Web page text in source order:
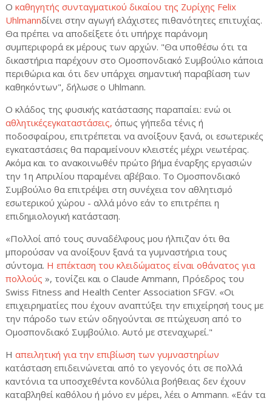
Ο καθηγητής συνταγματικού δικαίου της Ζυρίχης Felix
Uhlmannδίνει στην αγωγή ελάχιστες πιθανότητες επιτυχίας.
Θα πρέπει να αποδείξετε ότι υπήρχε παράνομη
συμπεριφορά εκ μέρους των αρχών. "Θα υποθέσω ότι τα
δικαστήρια παρέχουν στο Ομοσπονδιακό Συμβούλιο κάποια
περιθώρια και ότι δεν υπάρχει σημαντική παραβίαση των
καθηκόντων", δήλωσε ο Uhlmann.
Ο κλάδος της φυσικής κατάστασης παραπαίει: ενώ οι
αθλητικέςεγκαταστάσεις, όπως γήπεδα τένις ή
ποδοσφαίρου, επιτρέπεται να ανοίξουν ξανά, οι εσωτερικές
εγκαταστάσεις θα παραμείνουν κλειστές μέχρι νεωτέρας.
Ακόμα και το ανακοινωθέν πρώτο βήμα έναρξης εργασιών
την 1η Απριλίου παραμένει αβέβαιο. Το Ομοσπονδιακό
Συμβούλιο θα επιτρέψει στη συνέχεια τον αθλητισμό
εσωτερικού χώρου - αλλά μόνο εάν το επιτρέπει η
επιδημιολογική κατάσταση.
«Πολλοί από τους συναδέλφους μου ήλπιζαν ότι θα
μπορούσαν να ανοίξουν ξανά τα γυμναστήρια τους
σύντομα. Η επέκταση του κλειδώματος είναι οθάνατος για
πολλούς », τονίζει και ο Claude Ammann, Πρόεδρος του
Swiss Fitness and Health Center Association SFGV. «Οι
επιχειρηματίες που έχουν αναπτύξει την επιχείρησή τους με
την πάροδο των ετών οδηγούνται σε πτώχευση από το
Ομοσπονδιακό Συμβούλιο. Αυτό με στεναχωρεί."
Η απειλητική για την επιβίωση των γυμναστηρίων
κατάσταση επιδεινώνεται από το γεγονός ότι σε πολλά
καντόνια τα υποσχεθέντα κονδύλια βοήθειας δεν έχουν
καταβληθεί καθόλου ή μόνο εν μέρει, λέει ο Ammann. «Εάν τα